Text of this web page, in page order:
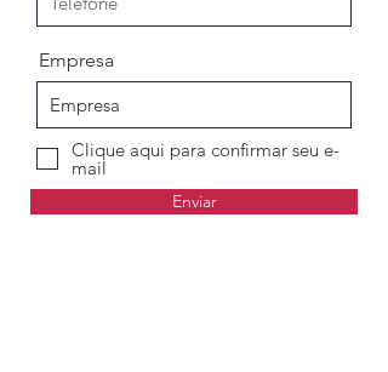
Empresa
Clique aqui para confirmar seu e-
mail
Enviar